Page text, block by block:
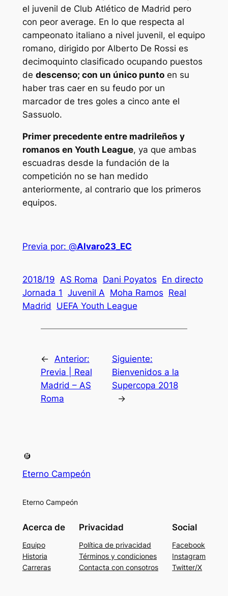
el juvenil de Club Atlético de Madrid pero
con peor average. En lo que respecta al
campeonato italiano a nivel juvenil, el equipo
romano, dirigido por Alberto De Rossi es
decimoquinto clasificado ocupando puestos
de descenso; con un único puntoen su
haber tras caer en su feudo por un
marcador de tres goles a cinco ante el
Sassuolo.
Primer precedente entre madrileños y
romanos en Youth League, ya que ambas
escuadras desde la fundación de la
competición no se han medido
anteriormente, al contrario que los primeros
equipos.
Previa por: @Alvaro23_EC
2018/19 AS Roma Dani Poyatos En directo
Jornada 1 Juvenil A Moha Ramos Real
Madrid
UEFA Youth League
←
Anterior:
Previa | Real
Madrid – AS
Roma
Siguiente:
Bienvenidos a la
Supercopa 2018
→
Eterno Campeón
Eterno Campeón
Acerca de
Equipo
Historia
Carreras
Privacidad
Política de privacidad
Términos y condiciones
Contacta con consotros
Social
Facebook
Instagram
Twitter/X